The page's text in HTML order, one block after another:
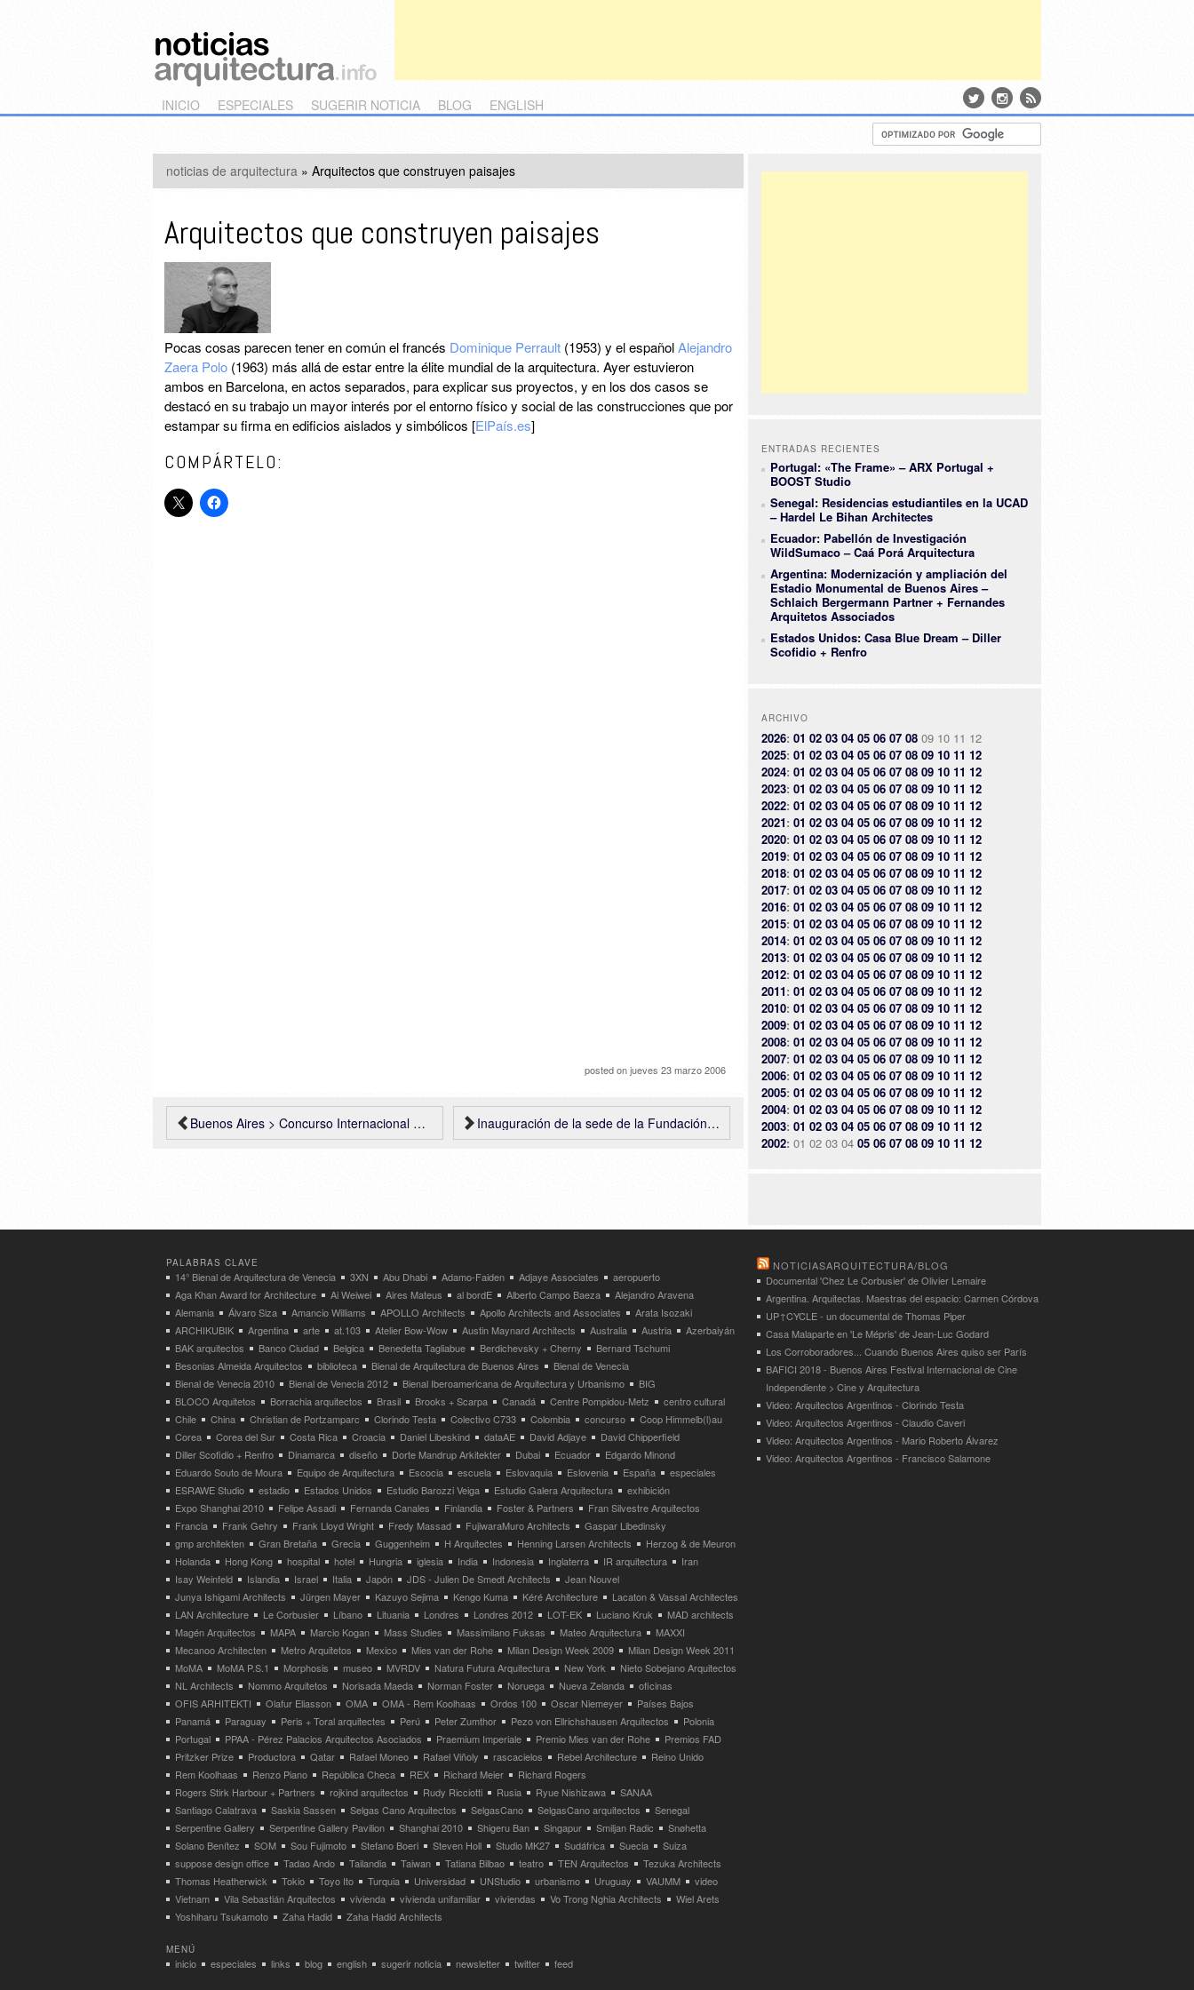
Main menu
Skip to primary content
Skip to secondary content
INICIO ESPECIALES SUGERIR NOTICIA BLOG ENGLISH
noticias de arquitectura » Arquitectos que construyen paisajes
Arquitectos que construyen paisajes
Pocas cosas parecen tener en común el francés Dominique Perrault(1953) y el españolAlejandro
Zaera Polo(1963) más allá de estar entre la élite mundial de la arquitectura. Ayer estuvieron
ambos en Barcelona, en actos separados, para explicar sus proyectos, y en los dos casos se
destacó en su trabajo un mayor interés por el entorno físico y social de las construcciones que por
estampar su firma en edificios aislados y simbólicos [ElPaís.es]
COMPÁRTELO:
posted onjueves 23 marzo 2006
Inauguración de la sede de la Fundación Caixa Galicia de A Coruña, de Nicholas Grimshaw
Buenos Aires > Concurso Internacional CCB (Centro Cultural Bicentenario)
ENTRADAS RECIENTES
Portugal: «The Frame» – ARX Portugal +
BOOST Studio
Senegal: Residencias estudiantiles en la UCAD
– Hardel Le Bihan Architectes
Ecuador: Pabellón de Investigación
WildSumaco – Caá Porá Arquitectura
Argentina: Modernización y ampliación del
Estadio Monumental de Buenos Aires –
Schlaich Bergermann Partner + Fernandes
Arquitetos Associados
Estados Unidos: Casa Blue Dream – Diller
Scofidio + Renfro
ARCHIVO
2026: 01 02 03 04 05 06 07 08 09 10 11 12
2025: 01 02 03 04 05 06 07 08 09 10 11 12
2024: 01 02 03 04 05 06 07 08 09 10 11 12
2023: 01 02 03 04 05 06 07 08 09 10 11 12
2022: 01 02 03 04 05 06 07 08 09 10 11 12
2021: 01 02 03 04 05 06 07 08 09 10 11 12
2020: 01 02 03 04 05 06 07 08 09 10 11 12
2019: 01 02 03 04 05 06 07 08 09 10 11 12
2018: 01 02 03 04 05 06 07 08 09 10 11 12
2017: 01 02 03 04 05 06 07 08 09 10 11 12
2016: 01 02 03 04 05 06 07 08 09 10 11 12
2015: 01 02 03 04 05 06 07 08 09 10 11 12
2014: 01 02 03 04 05 06 07 08 09 10 11 12
2013: 01 02 03 04 05 06 07 08 09 10 11 12
2012: 01 02 03 04 05 06 07 08 09 10 11 12
2011: 01 02 03 04 05 06 07 08 09 10 11 12
2010: 01 02 03 04 05 06 07 08 09 10 11 12
2009: 01 02 03 04 05 06 07 08 09 10 11 12
2008: 01 02 03 04 05 06 07 08 09 10 11 12
2007: 01 02 03 04 05 06 07 08 09 10 11 12
2006: 01 02 03 04 05 06 07 08 09 10 11 12
2005: 01 02 03 04 05 06 07 08 09 10 11 12
2004: 01 02 03 04 05 06 07 08 09 10 11 12
2003: 01 02 03 04 05 06 07 08 09 10 11 12
2002: 01 02 03 04 05 06 07 08 09 10 11 12
PALABRAS CLAVE
14° Bienal de Arquitectura de Venecia 3XN Abu Dhabi Adamo-Faiden Adjaye Associates
aeropuerto
Aga Khan Award for Architecture
Ai Weiwei Aires Mateus al bordE Alberto Campo Baeza
Alejandro Aravena
Alemania
Álvaro Siza Amancio Williams APOLLO Architects Apollo Architects and Associates
Arata Isozaki
ARCHIKUBIK
Argentina arte at.103 Atelier Bow-Wow Austin Maynard Architects Australia Austria
Azerbaiyán
BAK arquitectos
Banco Ciudad Belgica Benedetta Tagliabue Berdichevsky + Cherny
Bernard Tschumi
Besonias Almeida Arquitectos
biblioteca Bienal de Arquitectura de Buenos Aires
Bienal de Venecia
Bienal de Venecia 2010
Bienal de Venecia 2012 Bienal Iberoamericana de Arquitectura y Urbanismo
BIG
BLOCO Arquitetos
Borrachia arquitectos Brasil Brooks + Scarpa Canadá Centre Pompidou-Metz
centro cultural
Chile
China Christian de Portzamparc Clorindo Testa Colectivo C733 Colombia concurso
Coop Himmelb(l)au
Corea
Corea del Sur Costa Rica Croacia Daniel Libeskind dataAE David Adjaye
David Chipperfield
Diller Scofidio + Renfro
Dinamarca diseño Dorte Mandrup Arkitekter Dubai Ecuador
Edgardo Minond
Eduardo Souto de Moura
Equipo de Arquitectura Escocia escuela Eslovaquia Eslovenia España
especiales
ESRAWE Studio
estadio Estados Unidos Estudio Barozzi Veiga Estudio Galera Arquitectura
exhibición
Expo Shanghai 2010
Felipe Assadi Fernanda Canales Finlandia Foster & Partners
Fran Silvestre Arquitectos
Francia
Frank Gehry Frank Lloyd Wright Fredy Massad FujiwaraMuro Architects
Gaspar Libedinsky
gmp architekten
Gran Bretaña Grecia Guggenheim H Arquitectes Henning Larsen Architects
Herzog & de Meuron
Holanda
Hong Kong hospital hotel Hungria iglesia India Indonesia Inglaterra IR arquitectura
Iran
Isay Weinfeld
Islandia Israel Italia Japón JDS - Julien De Smedt Architects
Jean Nouvel
Junya Ishigami Architects
Jürgen Mayer Kazuyo Sejima Kengo Kuma Kéré Architecture
Lacaton & Vassal Architectes
LAN Architecture
Le Corbusier Líbano Lituania Londres Londres 2012 LOT-EK Luciano Kruk
MAD architects
Magén Arquitectos
MAPA Marcio Kogan Mass Studies Massimilano Fuksas Mateo Arquitectura
MAXXI
Mecanoo Architecten
Metro Arquitetos Mexico Mies van der Rohe Milan Design Week 2009
Milan Design Week 2011
MoMA
MoMA P.S.1 Morphosis museo MVRDV Natura Futura Arquitectura New York
Nieto Sobejano Arquitectos
NL Architects
Nommo Arquitetos Norisada Maeda Norman Foster Noruega Nueva Zelanda
oficinas
OFIS ARHITEKTI
Olafur Eliasson OMA OMA - Rem Koolhaas Ordos 100 Oscar Niemeyer
Países Bajos
Panamá
Paraguay Peris + Toral arquitectes Perú Peter Zumthor Pezo von Ellrichshausen Arquitectos
Polonia
Portugal
PPAA - Pérez Palacios Arquitectos Asociados Praemium Imperiale Premio Mies van der Rohe
Premios FAD
Pritzker Prize
Productora Qatar Rafael Moneo Rafael Viñoly rascacielos Rebel Architecture
Reino Unido
Rem Koolhaas
Renzo Piano República Checa REX Richard Meier
Richard Rogers
Rogers Stirk Harbour + Partners
rojkind arquitectos Rudy Ricciotti Rusia Ryue Nishizawa
SANAA
Santiago Calatrava
Saskia Sassen Selgas Cano Arquitectos SelgasCano SelgasCano arquitectos
Senegal
Serpentine Gallery
Serpentine Gallery Pavilion Shanghai 2010 Shigeru Ban Singapur Smiljan Radic
Snøhetta
Solano Benítez
SOM Sou Fujimoto Stefano Boeri Steven Holl Studio MK27 Sudáfrica Suecia
Suiza
suppose design office
Tadao Ando Tailandia Taiwan Tatiana Bilbao teatro TEN Arquitectos
Tezuka Architects
Thomas Heatherwick
Tokio Toyo Ito Turquia Universidad UNStudio urbanismo Uruguay VAUMM
video
Vietnam
Vila Sebastián Arquitectos vivienda vivienda unifamiliar viviendas Vo Trong Nghia Architects
Wiel Arets
Yoshiharu Tsukamoto
Zaha Hadid Zaha Hadid Architects
MENÚ
inicio especiales links blog english sugerir noticia newsletter twitter feed
NOTICIASARQUITECTURA/BLOG
Documental 'Chez Le Corbusier' de Olivier Lemaire
Argentina. Arquitectas. Maestras del espacio: Carmen Córdova
UP↑CYCLE - un documental de Thomas Piper
Casa Malaparte en 'Le Mépris' de Jean-Luc Godard
Los Corroboradores... Cuando Buenos Aires quiso ser París
BAFICI 2018 - Buenos Aires Festival Internacional de Cine
Independiente > Cine y Arquitectura
Video: Arquitectos Argentinos - Clorindo Testa
Video: Arquitectos Argentinos - Claudio Caveri
Video: Arquitectos Argentinos - Mario Roberto Álvarez
Video: Arquitectos Argentinos - Francisco Salamone